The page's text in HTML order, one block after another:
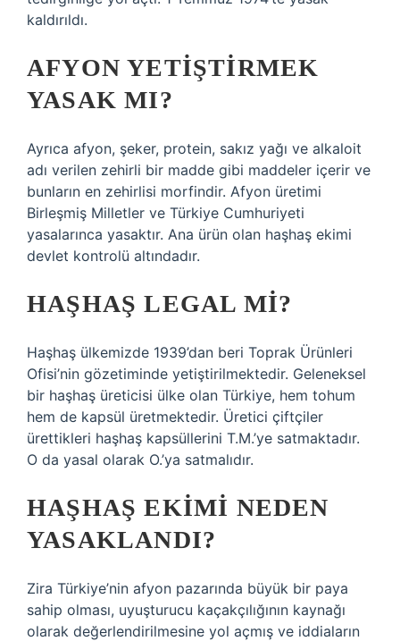
kaldırıldı.
AFYON YETIŞTIRMEK
YASAK MI?
Ayrıca afyon, şeker, protein, sakız yağı ve alkaloit
adı verilen zehirli bir madde gibi maddeler içerir ve
bunların en zehirlisi morfindir. Afyon üretimi
Birleşmiş Milletler ve Türkiye Cumhuriyeti
yasalarınca yasaktır. Ana ürün olan haşhaş ekimi
devlet kontrolü altındadır.
HAŞHAŞ LEGAL MI?
Haşhaş ülkemizde 1939’dan beri Toprak Ürünleri
Ofisi’nin gözetiminde yetiştirilmektedir. Geleneksel
bir haşhaş üreticisi ülke olan Türkiye, hem tohum
hem de kapsül üretmektedir. Üretici çiftçiler
ürettikleri haşhaş kapsüllerini T.M.’ye satmaktadır.
O da yasal olarak O.’ya satmalıdır.
HAŞHAŞ EKIMI NEDEN
YASAKLANDI?
Zira Türkiye’nin afyon pazarında büyük bir paya
sahip olması, uyuşturucu kaçakçılığının kaynağı
olarak değerlendirilmesine yol açmış ve iddiaların